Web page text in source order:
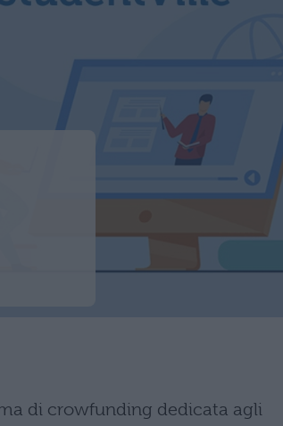
di crowfunding dedicata agli